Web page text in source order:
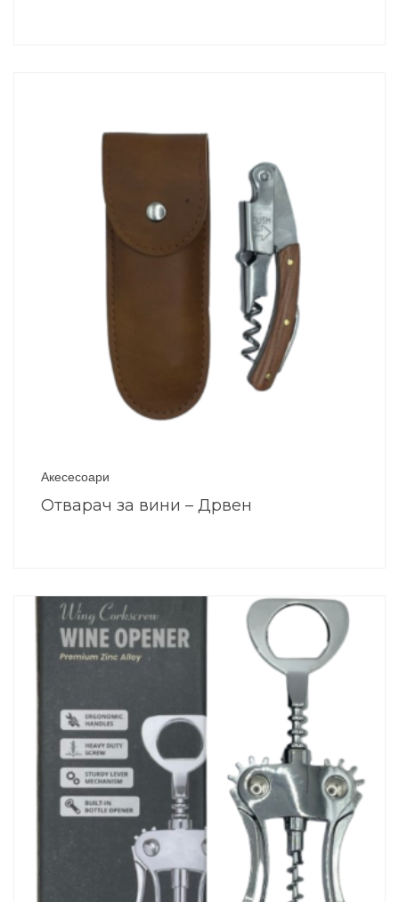
Акесесоари
Отварач за вини – Дрвен